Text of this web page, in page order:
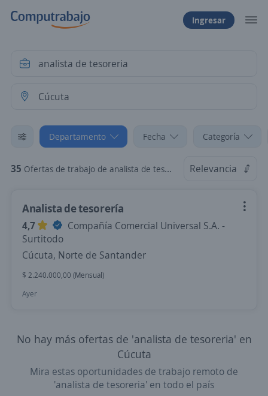
Ingresar
Departamento Fecha Categoría
35 Ofertas de trabajo de analista de tesoreria en Cúcuta, Norte de Santander Relevancia
Analista de tesorería
4,7
Compañía Comercial Universal S.A. -
Surtitodo
Cúcuta, Norte de Santander
$ 2.240.000,00 (Mensual)
Ayer
No hay más ofertas de 'analista de tesoreria' en
Cúcuta
Mira estas oportunidades de trabajo remoto de
'analista de tesoreria' en todo el país